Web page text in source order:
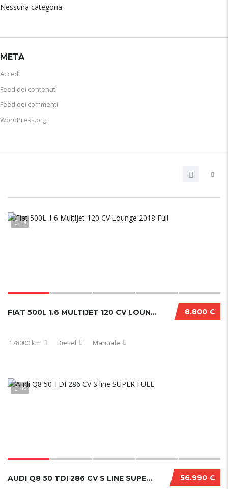
Nessuna categoria
META
Accedi
Feed dei contenuti
Feed dei commenti
WordPress.org
18
8.800 €
FIAT 500L 1.6 MULTIJET 120 CV LOUNGE 2018 FULL
178000 km Diesel Manuale
30
56.990 €
AUDI Q8 50 TDI 286 CV S LINE SUPER FULL